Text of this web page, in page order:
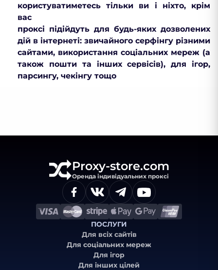
користуватиметесь тільки ви і ніхто, крім
вас
проксі підійдуть для будь-яких дозволених
дій в інтернеті: звичайного серфінгу різними
сайтами, використання соціальних мереж (а
також пошти та інших сервісів), для ігор,
парсингу, чекінгу тощо
Proxy-store.com
Оренда індивідуальних проксі
ПОСЛУГИ
Для всіх сайтів
Для соціальних мереж
Для ігор
Для інших цілей